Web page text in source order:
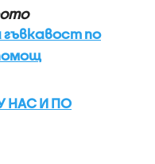
гъвкавост по
НАС И ПО